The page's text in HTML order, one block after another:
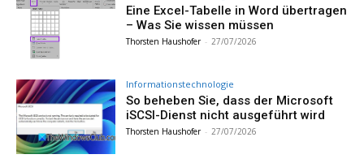
Eine Excel-Tabelle in Word übertragen
– Was Sie wissen müssen
Thorsten Haushofer - 27/07/2026
Informationstechnologie
So beheben Sie, dass der Microsoft
iSCSI-Dienst nicht ausgeführt wird
Thorsten Haushofer - 27/07/2026